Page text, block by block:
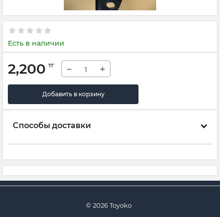
Есть в наличии
2,200 тг − +
Добавить в корзину
Способы доставки
© 2026 Toyoko